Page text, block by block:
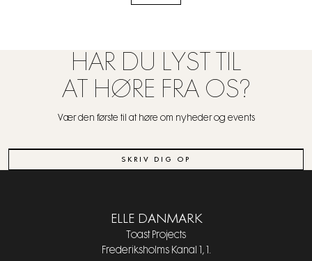
HAR DU LYST TIL
AT HØRE FRA OS?
Vær den første til at høre om nyheder og events
SKRIV DIG OP
ELLE DANMARK
Toast Projects
Frederiksholms Kanal 1, 1.